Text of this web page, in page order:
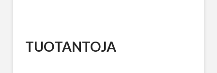
TUOTANTOJA